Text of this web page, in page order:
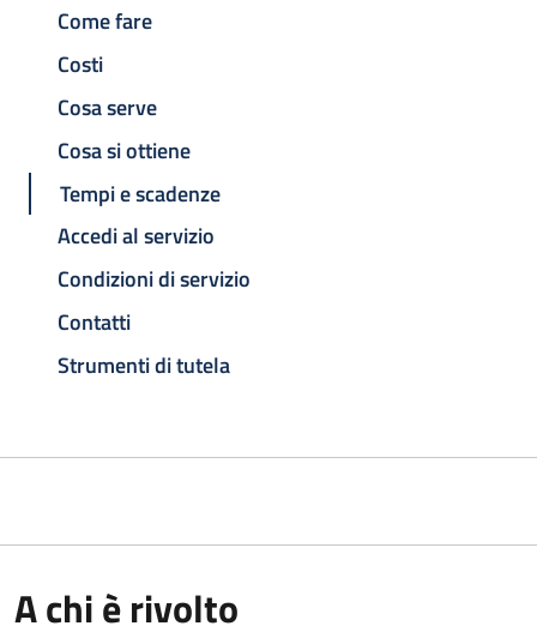
Come fare
Costi
Cosa serve
Cosa si ottiene
Tempi e scadenze
Accedi al servizio
Condizioni di servizio
Contatti
Strumenti di tutela
A chi è rivolto